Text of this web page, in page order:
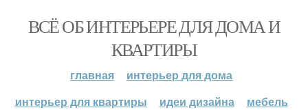
ВСЁ ОБ ИНТЕРЬЕРЕ ДЛЯ ДОМА И
КВАРТИРЫ
главная
интерьер для дома
интерьер для квартиры
идеи дизайна мебель